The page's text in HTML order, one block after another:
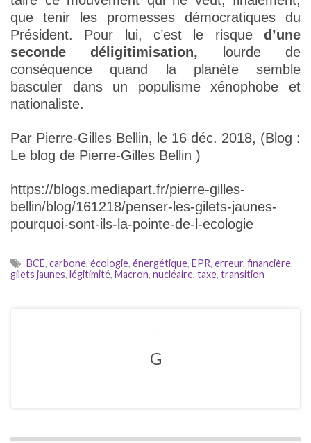
que tenir les promesses démocratiques du
Président. Pour lui, c’est le risque d’une
seconde déligitimisation, lourde de
conséquence quand la planète semble
basculer dans un populisme xénophobe et
nationaliste.
Par Pierre-Gilles Bellin, le 16 déc. 2018, (Blog :
Le blog de Pierre-Gilles Bellin )
https://blogs.mediapart.fr/pierre-gilles-
bellin/blog/161218/penser-les-gilets-jaunes-
pourquoi-sont-ils-la-pointe-de-l-ecologie
BCE, carbone, écologie, énergétique, EPR, erreur, financière,
gilets jaunes, légitimité, Macron, nucléaire, taxe, transition
G